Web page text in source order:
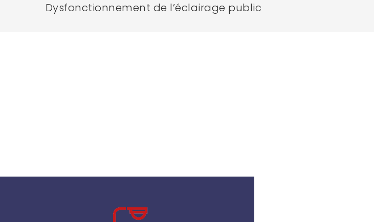
Dysfonctionnement de l’éclairage public